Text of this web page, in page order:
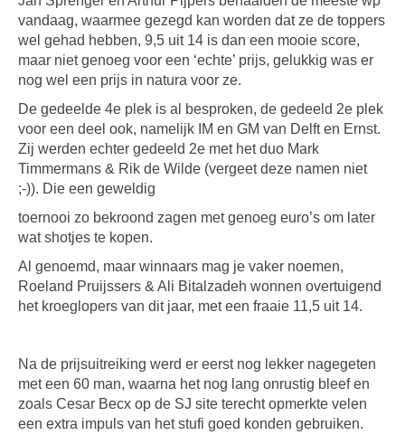
vandaag, waarmee gezegd kan worden dat ze de toppers
wel gehad hebben, 9,5 uit 14 is dan een mooie score,
maar niet genoeg voor een ‘echte’ prijs, gelukkig was er
nog wel een prijs in natura voor ze.
De gedeelde 4e plek is al besproken, de gedeeld 2e plek
voor een deel ook, namelijk IM en GM van Delft en Ernst.
Zij werden echter gedeeld 2e met het duo Mark
Timmermans & Rik de Wilde (vergeet deze namen niet
;-)). Die een geweldig
toernooi zo bekroond zagen met genoeg euro’s om later
wat shotjes te kopen.
Al genoemd, maar winnaars mag je vaker noemen,
Roeland Pruijssers & Ali Bitalzadeh wonnen overtuigend
het kroeglopers van dit jaar, met een fraaie 11,5 uit 14.
Na de prijsuitreiking werd er eerst nog lekker nagegeten
met een 60 man, waarna het nog lang onrustig bleef en
zoals Cesar Becx op de SJ site terecht opmerkte velen
een extra impuls van het stufi goed konden gebruiken.